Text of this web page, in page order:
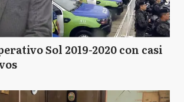
Sol 2019-2020 con casi